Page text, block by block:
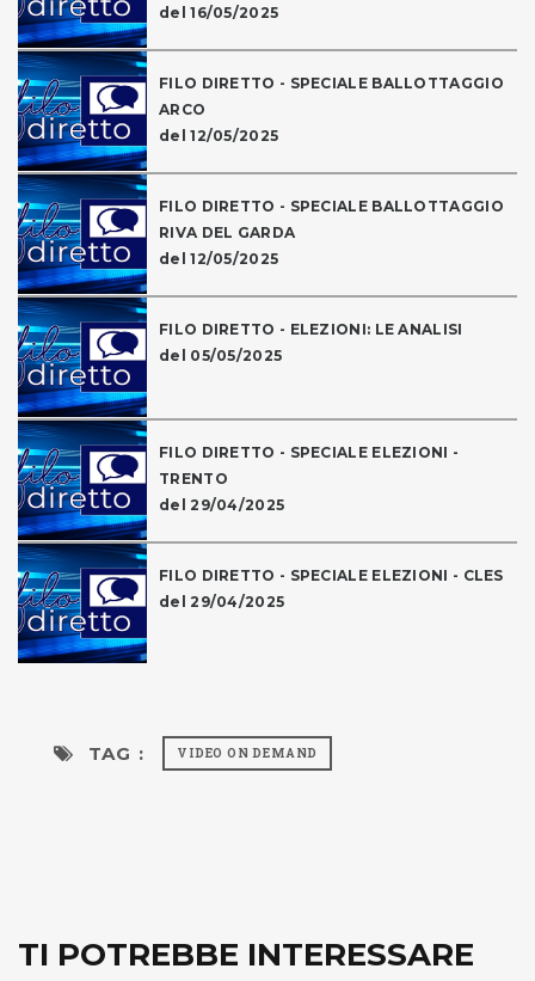
del 16/05/2025
FILO DIRETTO - SPECIALE BALLOTTAGGIO
ARCO
del 12/05/2025
FILO DIRETTO - SPECIALE BALLOTTAGGIO
RIVA DEL GARDA
del 12/05/2025
FILO DIRETTO - ELEZIONI: LE ANALISI
del 05/05/2025
FILO DIRETTO - SPECIALE ELEZIONI -
TRENTO
del 29/04/2025
FILO DIRETTO - SPECIALE ELEZIONI - CLES
del 29/04/2025
TAG : VIDEO ON DEMAND
TI POTREBBE INTERESSARE